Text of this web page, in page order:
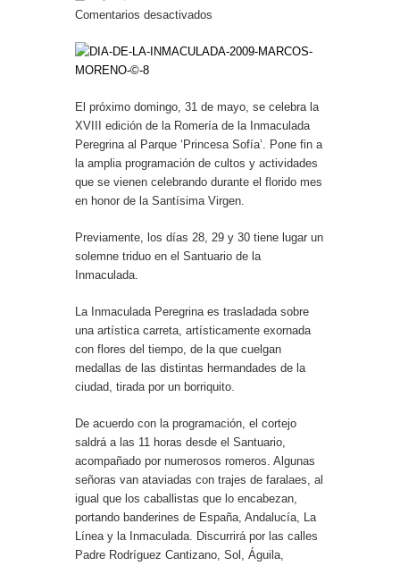
de Ultramar al inspector jubilado Xavi Buhagiar
Presentado el IV Torneo de Fútbol Senior Alcalde
Comentarios desactivados
El próximo domingo, 31 de mayo, se celebra la
XVIII edición de la Romería de la Inmaculada
Peregrina al Parque ‘Princesa Sofía’. Pone fin a
la amplia programación de cultos y actividades
que se vienen celebrando durante el florido mes
en honor de la Santísima Virgen.
Previamente, los días 28, 29 y 30 tiene lugar un
solemne triduo en el Santuario de la
Inmaculada.
La Inmaculada Peregrina es trasladada sobre
una artística carreta, artísticamente exornada
con flores del tiempo, de la que cuelgan
medallas de las distintas hermandades de la
ciudad, tirada por un borriquito.
De acuerdo con la programación, el cortejo
saldrá a las 11 horas desde el Santuario,
acompañado por numerosos romeros. Algunas
señoras van ataviadas con trajes de faralaes, al
igual que los caballistas que lo encabezan,
portando banderines de España, Andalucía, La
Línea y la Inmaculada. Discurrirá por las calles
Padre Rodríguez Cantizano, Sol, Águila,